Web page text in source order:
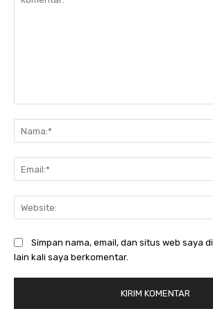
Simpan nama, email, dan situs web saya
lain kali saya berkomentar.